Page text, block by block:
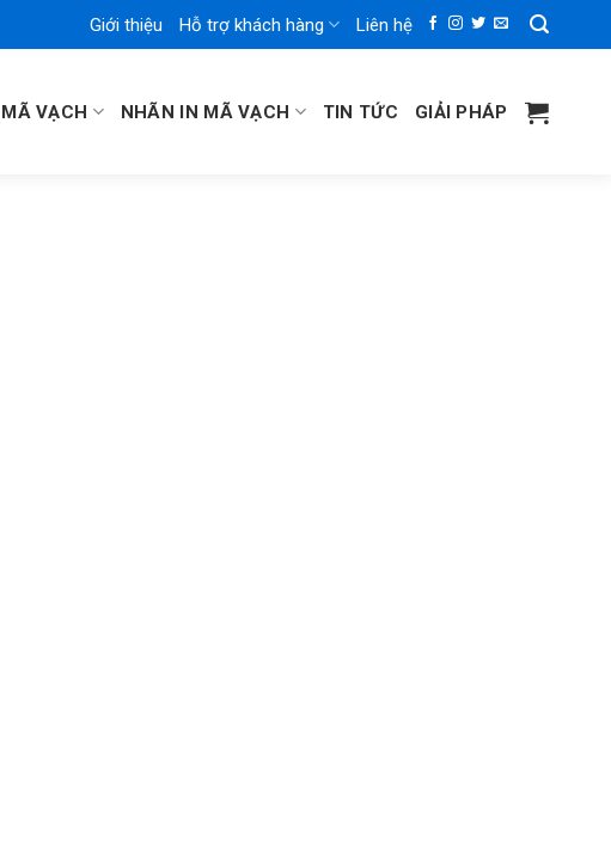
Giới thiệu Hỗ trợ khách hàng Liên hệ
VẠCH NHÃN IN MÃ VẠCH TIN TỨC GIẢI PHÁP